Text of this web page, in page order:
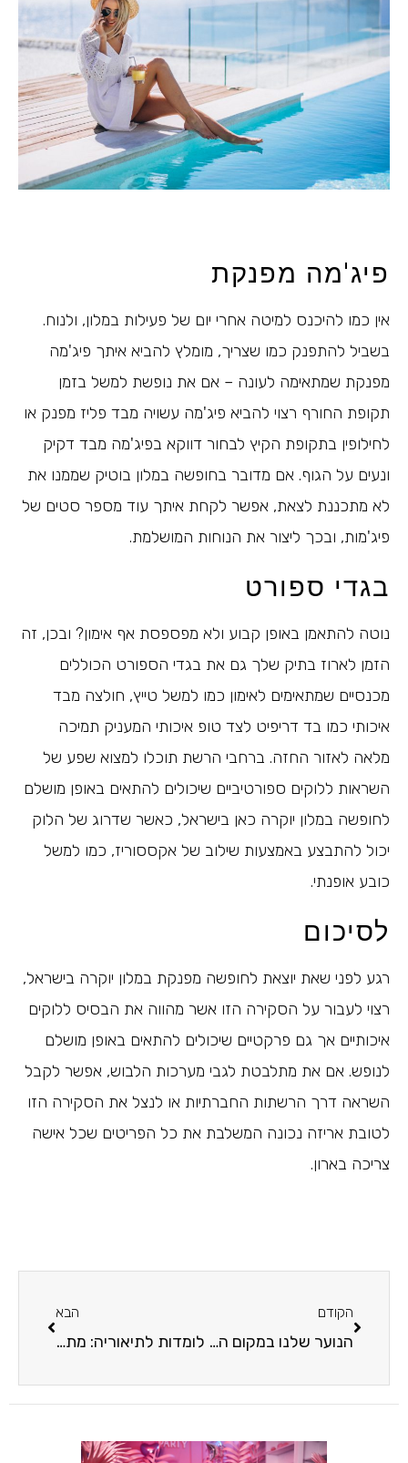
פיג'מה מפנקת
אין כמו להיכנס למיטה אחרי יום של פעילות במלון, ולנוח.
בשביל להתפנק כמו שצריך, מומלץ להביא איתך פיג'מה
מפנקת שמתאימה לעונה – אם את נופשת למשל בזמן
תקופת החורף רצוי להביא פיג'מה עשויה מבד פליז מפנק או
לחילופין בתקופת הקיץ לבחור דווקא בפיג'מה מבד דקיק
ונעים על הגוף. אם מדובר בחופשה במלון בוטיק שממנו את
לא מתכננת לצאת, אפשר לקחת איתך עוד מספר סטים של
פיג'מות, ובכך ליצור את הנוחות המושלמת.
בגדי ספורט
נוטה להתאמן באופן קבוע ולא מפספסת אף אימון? ובכן, זה
הזמן לארוז בתיק שלך גם את בגדי הספורט הכוללים
מכנסיים שמתאימים לאימון כמו למשל טייץ, חולצה מבד
איכותי כמו בד דריפיט לצד טופ איכותי המעניק תמיכה
מלאה לאזור החזה. ברחבי הרשת תוכלו למצוא שפע של
השראות ללוקים ספורטיביים שיכולים להתאים באופן מושלם
לחופשה במלון יוקרה כאן בישראל, כאשר שדרוג של הלוק
יכול להתבצע באמצעות שילוב של אקססוריז, כמו למשל
כובע אופנתי.
לסיכום
רגע לפני שאת יוצאת לחופשה מפנקת במלון יוקרה בישראל,
רצוי לעבור על הסקירה הזו אשר מהווה את הבסיס ללוקים
איכותיים אך גם פרקטיים שיכולים להתאים באופן מושלם
לנופש. אם את מתלבטת לגבי מערכות הלבוש, אפשר לקבל
השראה דרך הרשתות החברתיות או לנצל את הסקירה הזו
לטובת אריזה נכונה המשלבת את כל הפריטים שכל אישה
צריכה בארון.
הקודם
הנוער שלנו במקום הראשון: עמותת אחינועם בראשות איל, רפי ומשה אדרעי פועלת עבור הנערים בסיכון בישראל
הבא
לומדות לתיאוריה: מתמרור מהירות ועד עצור